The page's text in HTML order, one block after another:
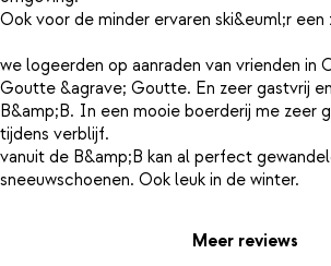
Ook voor de minder ervaren ski&euml;r
we logeerden op aanraden van vrienden in
Goutte &agrave; Goutte. En zeer gastvrij
B&amp;B. In een mooie boerderij me zeer
tijdens verblijf.
vanuit de B&amp;B kan al perfect
Meer reviews